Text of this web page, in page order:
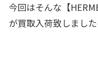
今回はそんな【
が買取入荷致しまし